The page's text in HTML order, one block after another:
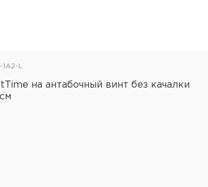
1A2-L
на антабочный винт без качалки